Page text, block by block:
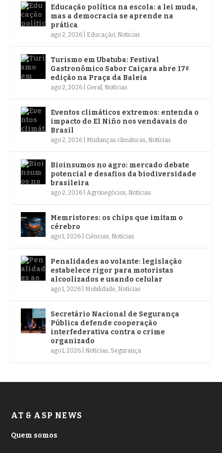
Educação política na escola: a lei muda,
mas a democracia se aprende na
prática
ago 2, 2026 Educação, Notícias
Turismo em Ubatuba: Festival
Gastronômico Sabor Caiçara abre 17ª
edição na Praça da Baleia
ago 2, 2026 Geral, Notícias
Eventos climáticos extremos: entenda o
impacto do El Niño nos vendavais do
Brasil
ago 2, 2026 Mudanças climáticas, Notícias
Bioinsumos no agro: mercado debate
potencial e desafios da biodiversidade
brasileira
ago 2, 2026 |Agronegócios, Notícias
Memristores: os chips que imitam o
cérebro
ago 1, 2026 Ciências, Notícias
Penalidades ao volante: legislação
estabelece rigor para motoristas
alcoolizados e usando celular
ago 1, 2026 Mobilidade, Notícias
Secretário Nacional de Segurança
Pública defende cooperação
interfederativa contra o crime
organizado
ago 1, 2026 Notícias, Segurança
AT & ASP NEWS
Quem somos